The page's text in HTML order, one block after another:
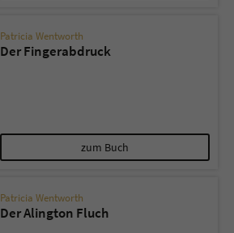
Patricia Wentworth
Der Fingerabdruck
zum Buch
Patricia Wentworth
Der Alington Fluch